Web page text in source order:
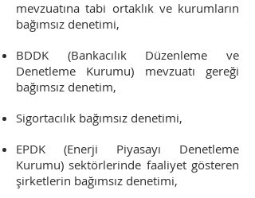
mevzuatına tabi ortaklık ve kurumların
bağımsız denetimi,
BDDK (Bankacılık Düzenleme ve
Denetleme Kurumu) mevzuatı gereği
bağımsız denetim,
Sigortacılık bağımsız denetimi,
EPDK (Enerji Piyasayı Denetleme
Kurumu) sektörlerinde faaliyet gösteren
şirketlerin bağımsız denetimi,